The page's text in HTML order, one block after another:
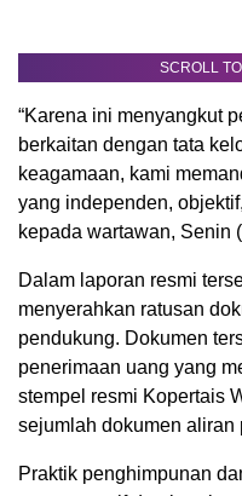
SCROLL
“Karena ini menyangkut
berkaitan dengan tata
keagamaan, kami
yang independen,
kepada wartawan, Senin
Dalam laporan resmi
menyerahkan ratusan
pendukung. Dokumen
penerimaan uang yang
stempel resmi Kopertais
sejumlah dokumen aliran
Praktik penghimpunan